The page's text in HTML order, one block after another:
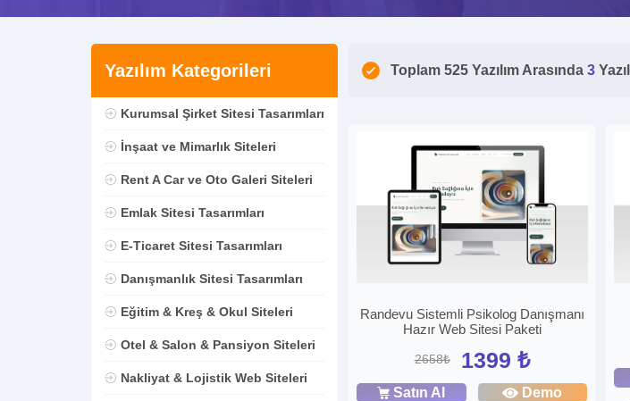
Yazılım Kategorileri
Kurumsal Şirket Sitesi Tasarımları
İnşaat ve Mimarlık Siteleri
Rent A Car ve Oto Galeri Siteleri
Emlak Sitesi Tasarımları
E-Ticaret Sitesi Tasarımları
Danışmanlık Sitesi Tasarımları
Eğitim & Kreş & Okul Siteleri
Otel & Salon & Pansiyon Siteleri
Nakliyat & Lojistik Web Siteleri
Toplam 525 Yazılım Arasında 3
Randevu Sistemli Psikolog Danışmanı
Hazır Web Sitesi Paketi
2658₺ 1399 ₺
Satın Al Demo